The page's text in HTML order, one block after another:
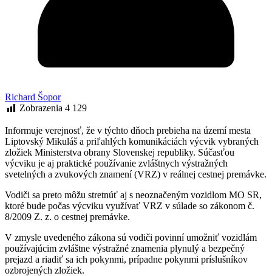
Richard Šopor
Zobrazenia 4 129
Informuje verejnosť, že v týchto dňoch prebieha na území mesta
Liptovský Mikuláš a priľahlých komunikáciách výcvik vybraných
zložiek Ministerstva obrany Slovenskej republiky. Súčasťou
výcviku je aj praktické používanie zvláštnych výstražných
svetelných a zvukových znamení (VRZ) v reálnej cestnej premávke.
Vodiči sa preto môžu stretnúť aj s neoznačeným vozidlom MO SR,
ktoré bude počas výcviku využívať VRZ v súlade so zákonom č.
8/2009 Z. z. o cestnej premávke.
V zmysle uvedeného zákona sú vodiči povinní umožniť vozidlám
používajúcim zvláštne výstražné znamenia plynulý a bezpečný
prejazd a riadiť sa ich pokynmi, prípadne pokynmi príslušníkov
ozbrojených zložiek.